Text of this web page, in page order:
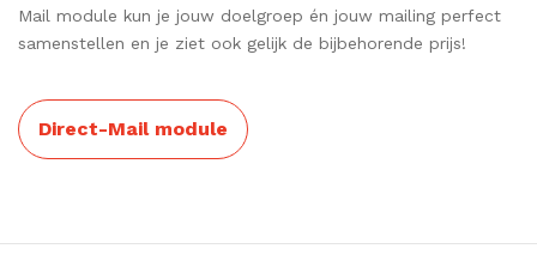
Mail module kun je jouw doelgroep én jouw mailing perfect
samenstellen en je ziet ook gelijk de bijbehorende prijs!
Direct-Mail module